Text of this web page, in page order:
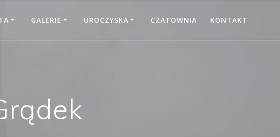
GALERIE UROCZYSKA CZATOWNIA KONTAKT